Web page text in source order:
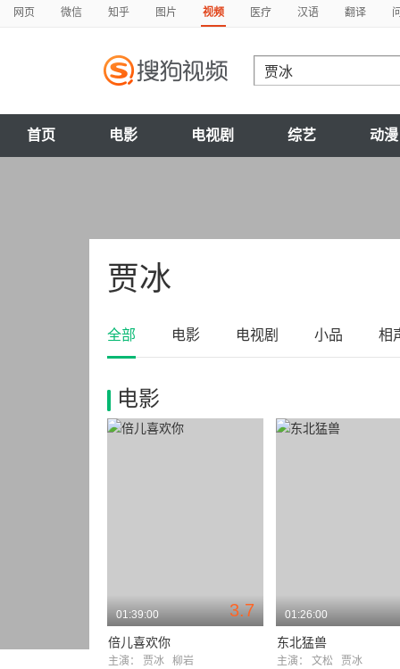
网页 微信 知乎 图片 视频 医疗 汉语 翻译
首页 电影 电视剧 综艺 动漫
贾冰
全部 电影 电视剧 小品 相
电影
3.7
01:39:00
倍儿喜欢你
主演： 贾冰 柳岩
01:26:00
东北猛兽
主演： 文松 贾冰